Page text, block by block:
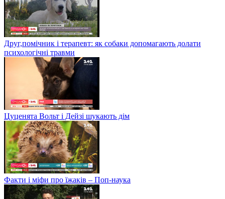
Друг,помічник і терапевт: як собаки допомагають долати
психологічні травми
Цуценята Вольт і Дейзі шукають дім
Факти і міфи про їжаків – Поп-наука